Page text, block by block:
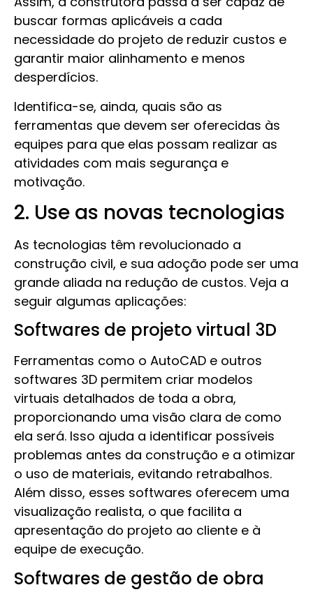
buscar formas aplicáveis a cada
necessidade do projeto de reduzir custos e
garantir maior alinhamento e menos
desperdícios.
Identifica-se, ainda, quais são as
ferramentas que devem ser oferecidas às
equipes para que elas possam realizar as
atividades com mais segurança e
motivação.
2. Use as novas tecnologias
As tecnologias têm revolucionado a
construção civil, e sua adoção pode ser uma
grande aliada na redução de custos. Veja a
seguir algumas aplicações:
Softwares de projeto virtual 3D
Ferramentas como o AutoCAD e outros
softwares 3D permitem criar modelos
virtuais detalhados de toda a obra,
proporcionando uma visão clara de como
ela será. Isso ajuda a identificar possíveis
problemas antes da construção e a otimizar
o uso de materiais, evitando retrabalhos.
Além disso, esses softwares oferecem uma
visualização realista, o que facilita a
apresentação do projeto ao cliente e à
equipe de execução.
Softwares de gestão de obra